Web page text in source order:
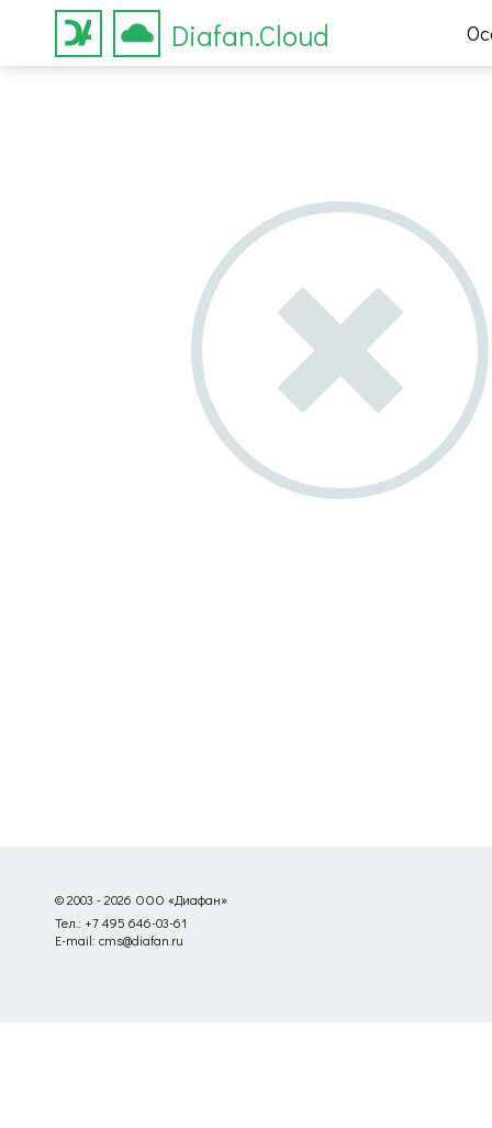
Diafan.Cloud
© 2003 - 2026 ООО «Диафан»
Тел.: +7 495 646-03-61
E-mail: cms@diafan.ru